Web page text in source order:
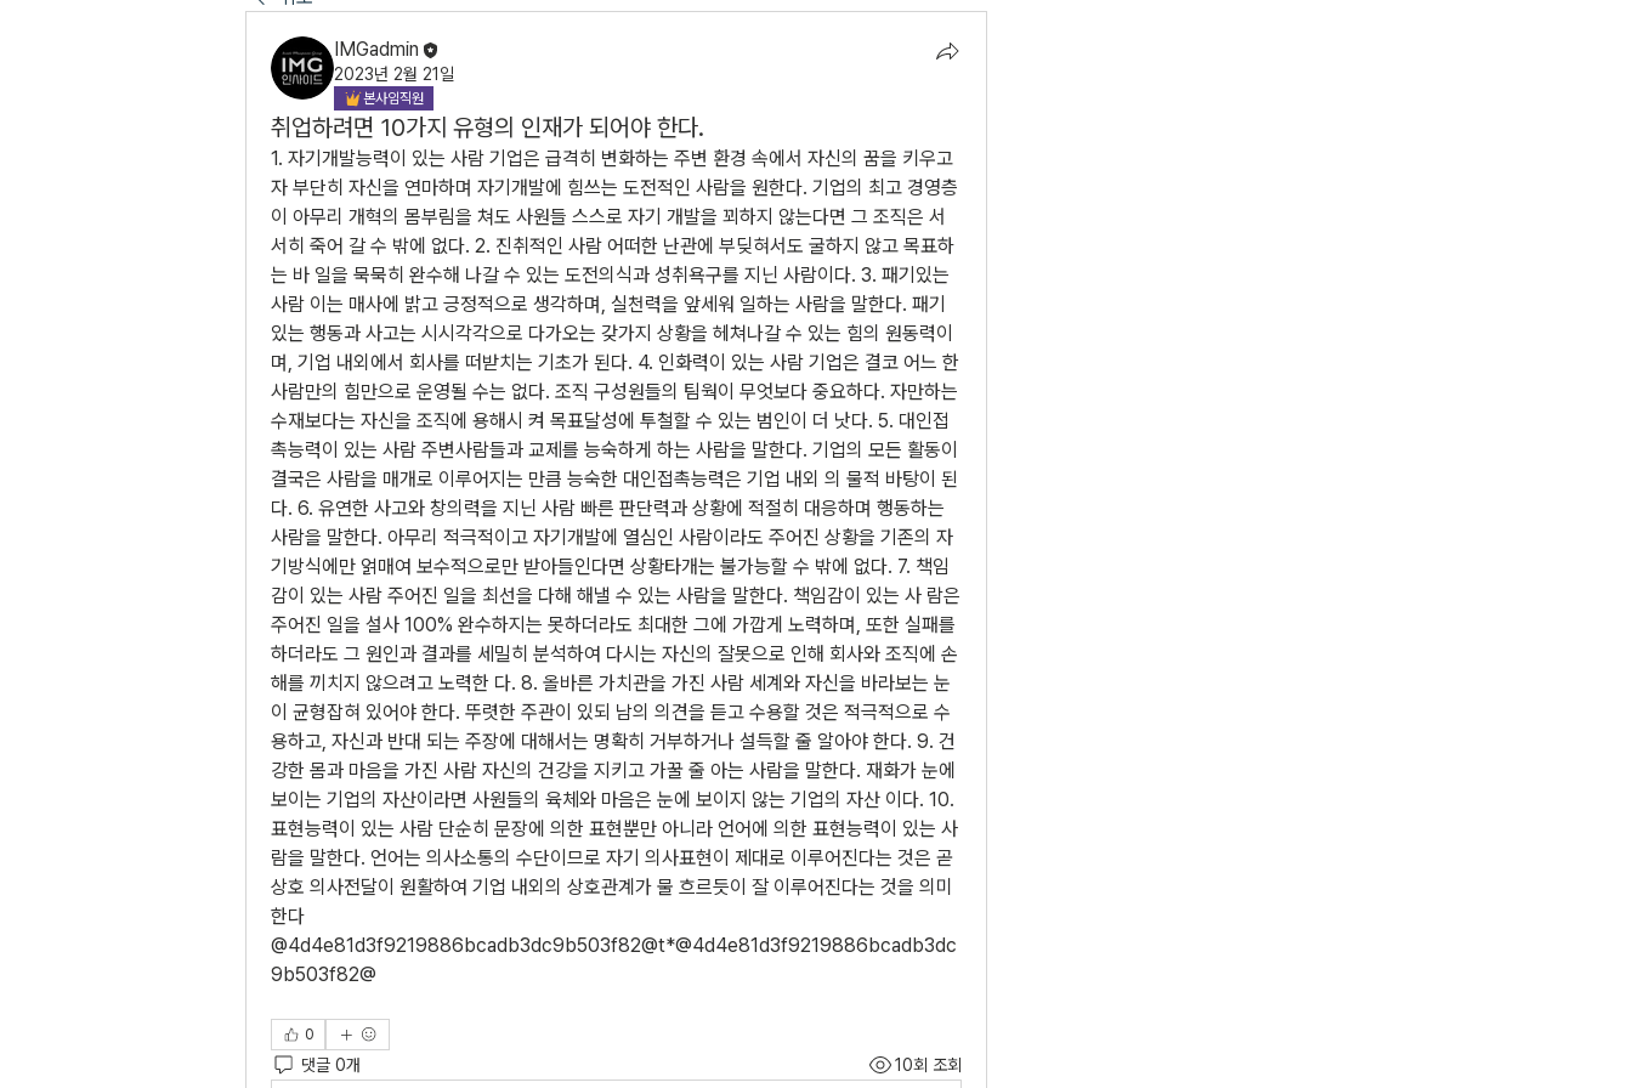
IMGadmin
2023년 2월 21일
본사임직원
취업하려면 10가지 유형의 인재가 되어야 한다.
1. 자기개발능력이 있는 사람 기업은 급격히 변화하는 주변 환경 속에서 자신의 꿈을 키우고
자 부단히 자신을 연마하며 자기개발에 힘쓰는 도전적인 사람을 원한다. 기업의 최고 경영층
이 아무리 개혁의 몸부림을 쳐도 사원들 스스로 자기 개발을 꾀하지 않는다면 그 조직은 서
서히 죽어 갈 수 밖에 없다. 2. 진취적인 사람 어떠한 난관에 부딪혀서도 굴하지 않고 목표하
는 바 일을 묵묵히 완수해 나갈 수 있는 도전의식과 성취욕구를 지닌 사람이다. 3. 패기있는
사람 이는 매사에 밝고 긍정적으로 생각하며, 실천력을 앞세워 일하는 사람을 말한다. 패기
있는 행동과 사고는 시시각각으로 다가오는 갖가지 상황을 헤쳐나갈 수 있는 힘의 원동력이
며, 기업 내외에서 회사를 떠받치는 기초가 된다. 4. 인화력이 있는 사람 기업은 결코 어느 한
사람만의 힘만으로 운영될 수는 없다. 조직 구성원들의 팀웍이 무엇보다 중요하다. 자만하는
수재보다는 자신을 조직에 용해시 켜 목표달성에 투철할 수 있는 범인이 더 낫다. 5. 대인접
촉능력이 있는 사람 주변사람들과 교제를 능숙하게 하는 사람을 말한다. 기업의 모든 활동이
결국은 사람을 매개로 이루어지는 만큼 능숙한 대인접촉능력은 기업 내외 의 물적 바탕이 된
다. 6. 유연한 사고와 창의력을 지닌 사람 빠른 판단력과 상황에 적절히 대응하며 행동하는
사람을 말한다. 아무리 적극적이고 자기개발에 열심인 사람이라도 주어진 상황을 기존의 자
기방식에만 얽매여 보수적으로만 받아들인다면 상황타개는 불가능할 수 밖에 없다. 7. 책임
감이 있는 사람 주어진 일을 최선을 다해 해낼 수 있는 사람을 말한다. 책임감이 있는 사 람은
주어진 일을 설사 100% 완수하지는 못하더라도 최대한 그에 가깝게 노력하며, 또한 실패를
하더라도 그 원인과 결과를 세밀히 분석하여 다시는 자신의 잘못으로 인해 회사와 조직에 손
해를 끼치지 않으려고 노력한 다. 8. 올바른 가치관을 가진 사람 세계와 자신을 바라보는 눈
이 균형잡혀 있어야 한다. 뚜렷한 주관이 있되 남의 의견을 듣고 수용할 것은 적극적으로 수
용하고, 자신과 반대 되는 주장에 대해서는 명확히 거부하거나 설득할 줄 알아야 한다. 9. 건
강한 몸과 마음을 가진 사람 자신의 건강을 지키고 가꿀 줄 아는 사람을 말한다. 재화가 눈에
보이는 기업의 자산이라면 사원들의 육체와 마음은 눈에 보이지 않는 기업의 자산 이다. 10.
표현능력이 있는 사람 단순히 문장에 의한 표현뿐만 아니라 언어에 의한 표현능력이 있는 사
람을 말한다. 언어는 의사소통의 수단이므로 자기 의사표현이 제대로 이루어진다는 것은 곧
상호 의사전달이 원활하여 기업 내외의 상호관계가 물 흐르듯이 잘 이루어진다는 것을 의미
한다
@4d4e81d3f9219886bcadb3dc9b503f82@t*@4d4e81d3f9219886bcadb3dc
9b503f82@
0
댓글 0개 10회 조회